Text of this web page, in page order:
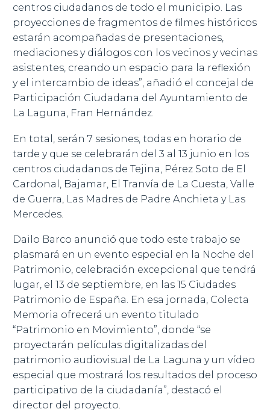
centros ciudadanos de todo el municipio. Las
proyecciones de fragmentos de filmes históricos
estarán acompañadas de presentaciones,
mediaciones y diálogos con los vecinos y vecinas
asistentes, creando un espacio para la reflexión
y el intercambio de ideas”, añadió el concejal de
Participación Ciudadana del Ayuntamiento de
La Laguna, Fran Hernández.
En total, serán 7 sesiones, todas en horario de
tarde y que se celebrarán del 3 al 13 junio en los
centros ciudadanos de Tejina, Pérez Soto de El
Cardonal, Bajamar, El Tranvía de La Cuesta, Valle
de Guerra, Las Madres de Padre Anchieta y Las
Mercedes.
Dailo Barco anunció que todo este trabajo se
plasmará en un evento especial en la Noche del
Patrimonio, celebración excepcional que tendrá
lugar, el 13 de septiembre, en las 15 Ciudades
Patrimonio de España. En esa jornada, Colecta
Memoria ofrecerá un evento titulado
“Patrimonio en Movimiento”, donde “se
proyectarán películas digitalizadas del
patrimonio audiovisual de La Laguna y un vídeo
especial que mostrará los resultados del proceso
participativo de la ciudadanía”, destacó el
director del proyecto.